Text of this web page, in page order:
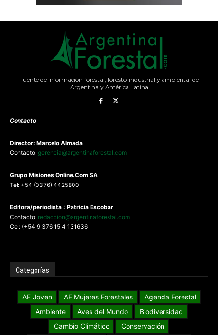
Fuente de información forestal, foresto-industrial y ambiental de
Argentina y América Latina
Contacto
Director: Marcelo Almada
Contacto: gerencia@argentinaforestal.com
Grupo Misiones Online.Com SA
Tel: +54 (0376) 4425800
Editora/periodista : Patricia Escobar
Contacto: redaccion@argentinaforestal.com
Cel: (+54)9 376 15 4 131636
Categorías
AF Joven AF Mujeres Forestales
Agenda Forestal
Ambiente
Aves del Mundo
Biodiversidad
Cambio Climático
Conservación